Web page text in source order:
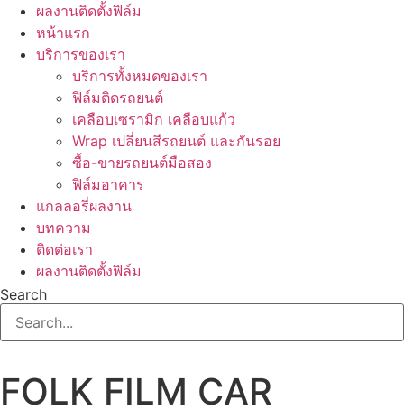
ผลงานติดตั้งฟิล์ม
หน้าแรก
บริการของเรา
บริการทั้งหมดของเรา
ฟิล์มติดรถยนต์
เคลือบเซรามิก เคลือบแก้ว
Wrap เปลี่ยนสีรถยนต์ และกันรอย
ซื้อ-ขายรถยนต์มือสอง
ฟิล์มอาคาร
แกลลอรี่ผลงาน
บทความ
ติดต่อเรา
ผลงานติดตั้งฟิล์ม
Search
FOLK FILM CAR